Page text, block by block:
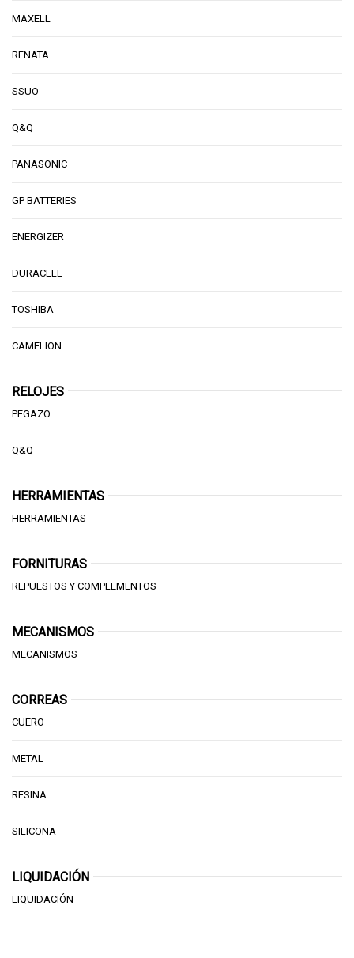
MAXELL
RENATA
SSUO
Q&Q
PANASONIC
GP BATTERIES
ENERGIZER
DURACELL
TOSHIBA
CAMELION
RELOJES
PEGAZO
Q&Q
HERRAMIENTAS
HERRAMIENTAS
FORNITURAS
REPUESTOS Y COMPLEMENTOS
MECANISMOS
MECANISMOS
CORREAS
CUERO
METAL
RESINA
SILICONA
LIQUIDACIÓN
LIQUIDACIÓN